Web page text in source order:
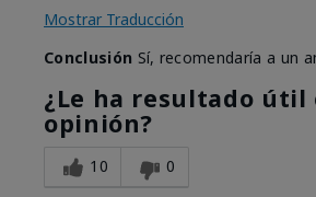
Mostrar Traducción
Conclusión Sí, recomendaría a un
¿Le ha resultado útil
opinión?
10 0